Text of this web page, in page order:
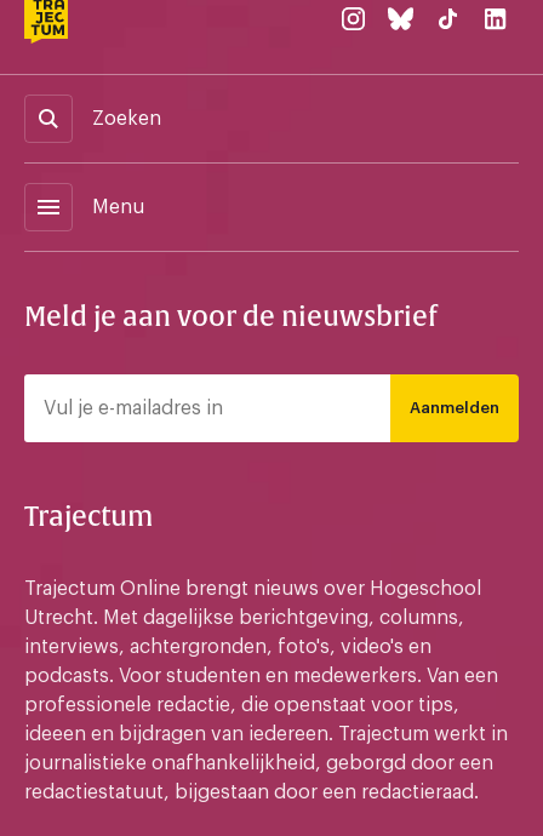
Zoeken
menu Menu
Meld je aan voor de nieuwsbrief
Aanmelden
Trajectum
Trajectum Online brengt nieuws over Hogeschool
Utrecht. Met dagelijkse berichtgeving, columns,
interviews, achtergronden, foto's, video's en
podcasts. Voor studenten en medewerkers. Van een
professionele redactie, die openstaat voor tips,
ideeen en bijdragen van iedereen. Trajectum werkt in
journalistieke onafhankelijkheid, geborgd door een
redactiestatuut, bijgestaan door een redactieraad.